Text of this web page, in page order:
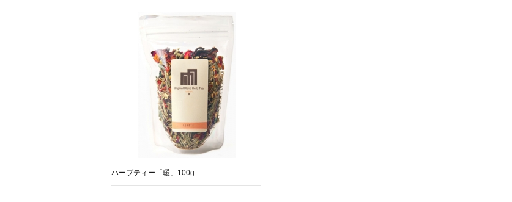
ハーブティー「暖」100g